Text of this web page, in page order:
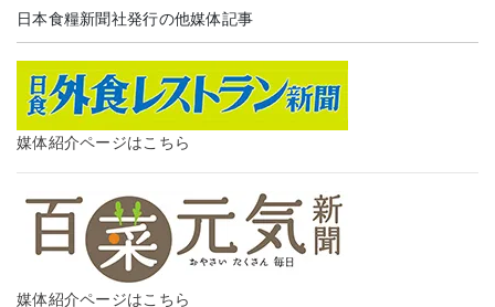
日本食糧新聞社発行の他媒体記事
媒体紹介ページはこちら
媒体紹介ページはこちら